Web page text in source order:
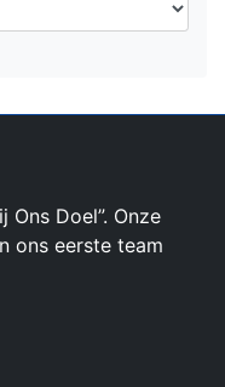
Doel”. Onze
ons eerste team